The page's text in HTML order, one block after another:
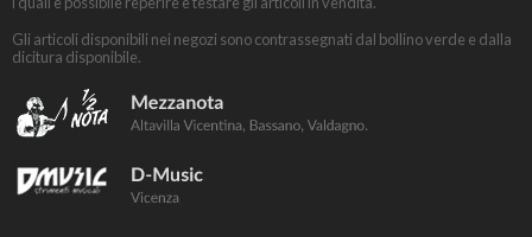
Gli articoli disponibili nei negozi sono contrassegnati dal bollino verde e dalla
dicitura disponibile.